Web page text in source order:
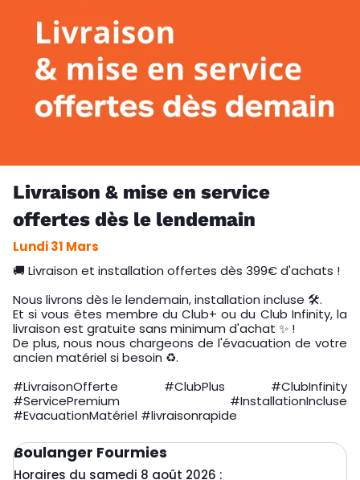
Livraison & mise en service
offertes dès le lendemain
Lundi 31 Mars
🚚 Livraison et installation offertes dès 399€ d'achats !
Nous livrons dès le lendemain, installation incluse 🛠️.
Et si vous êtes membre du Club+ ou du Club Infinity, la
livraison est gratuite sans minimum d'achat ✨ !
De plus, nous nous chargeons de l'évacuation de votre
ancien matériel si besoin ♻️.
#LivraisonOfferte #ClubPlus #ClubInfinity
#ServicePremium #InstallationIncluse
#EvacuationMatériel #livraisonrapide
Boulanger Fourmies
Horaires du samedi 8 août 2026 :